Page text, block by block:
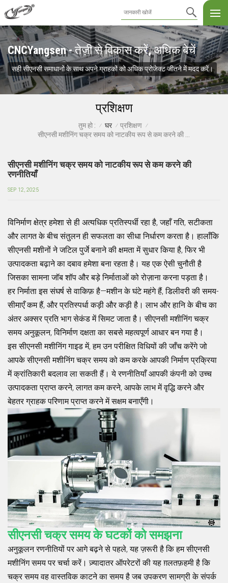
CNCYangsen - तेज़ी से विकास करें, अधिक बेचें
सही सीएनसी समाधानों के साथ अपने ग्राहकों को अधिक प्रोजेक्ट जीतने में मदद करें।
प्रशिक्षण
तुम हो : / घर / प्रशिक्षण /
सीएनसी मशीनिंग चक्र समय को नाटकीय रूप से कम करने की
रणनीतियाँ
SEP 12, 2025
विनिर्माण क्षेत्र हमेशा से ही अत्यधिक प्रतिस्पर्धी रहा है, जहाँ गति, सटीकता
और लागत के बीच संतुलन ही सफलता का सीधा निर्धारण करता है। हालाँकि
सीएनसी मशीनों ने जटिल पुर्जे बनाने की क्षमता में सुधार किया है, फिर भी
उत्पादकता बढ़ाने का दबाव हमेशा बना रहता है। यह एक ऐसी चुनौती है
जिसका सामना जॉब शॉप और बड़े निर्माताओं को रोज़ाना करना पड़ता है।
हर निर्माता इस संघर्ष से वाकिफ़ है—मशीन के घंटे महंगे हैं, डिलीवरी की समय-
सीमाएँ कम हैं, और प्रतिस्पर्धा कड़ी और कड़ी है। लाभ और हानि के बीच का
अंतर अक्सर प्रति भाग सेकंड में सिमट जाता है। सीएनसी मशीनिंग चक्र
समय अनुकूलन, विनिर्माण दक्षता का सबसे महत्वपूर्ण आधार बन गया है।
इस सीएनसी मशीनिंग गाइड में, हम उन परीक्षित विधियों की जाँच करेंगे जो
आपके सीएनसी मशीनिंग चक्र समय को कम करके आपकी निर्माण प्रक्रिया
में क्रांतिकारी बदलाव ला सकती हैं। ये रणनीतियाँ आपकी कंपनी को उच्च
उत्पादकता प्राप्त करने, लागत कम करने, आपके लाभ में वृद्धि करने और
बेहतर ग्राहक परिणाम प्राप्त करने में सक्षम बनाएँगी।
सीएनसी चक्र समय के घटकों को समझना
अनुकूलन रणनीतियों पर आगे बढ़ने से पहले, यह ज़रूरी है कि हम सीएनसी
मशीनिंग समय पर चर्चा करें। ज़्यादातर ऑपरेटरों की यह ग़लतफ़हमी है कि
चक्र समय वह वास्तविक काटने का समय है जब उपकरण सामग्री के संपर्क